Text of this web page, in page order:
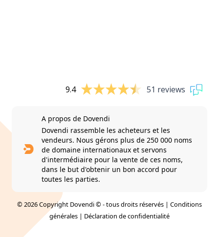
9.4 51 reviews
A propos de Dovendi
Dovendi rassemble les acheteurs et les
vendeurs. Nous gérons plus de 250 000 noms
de domaine internationaux et servons
d'intermédiaire pour la vente de ces noms,
dans le but d'obtenir un bon accord pour
toutes les parties.
© 2026 Copyright Dovendi © - tous droits réservés | Conditions
générales | Déclaration de confidentialité